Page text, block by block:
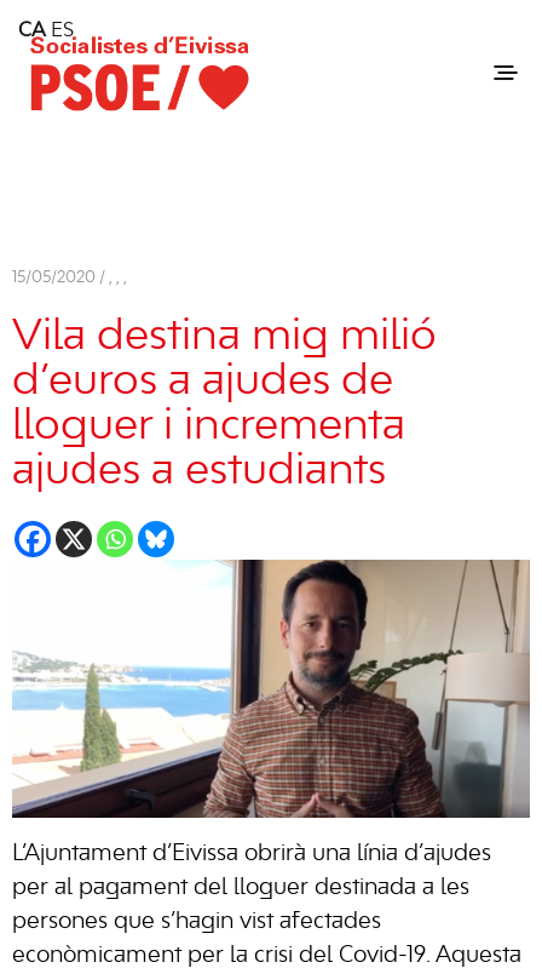
Consell Insular d'Eivissa
Services
Contact
15/05/2020 / , , ,
Vila destina mig milió
d’euros a ajudes de
lloguer i incrementa
ajudes a estudiants
L’Ajuntament d’Eivissa obrirà una línia d’ajudes
per al pagament del lloguer destinada a les
persones que s’hagin vist afectades
econòmicament per la crisi del Covid-19. Aquesta
CA ES